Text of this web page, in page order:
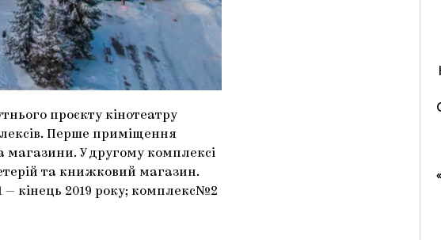
проєкту кінотеатру
Перше приміщення
магазини. У другому комплексі
та книжковий магазин.
кінець 2019 року; комплекс№2